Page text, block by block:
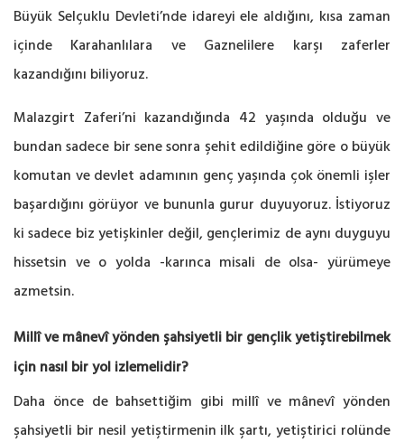
Büyük Selçuklu Devleti’nde idareyi ele aldığını, kısa zaman
içinde Karahanlılara ve Gaznelilere karşı zaferler
kazandığını biliyoruz.
Malazgirt Zaferi’ni kazandığında 42 yaşında olduğu ve
bundan sadece bir sene sonra şehit edildiğine göre o büyük
komutan ve devlet adamının genç yaşında çok önemli işler
başardığını görüyor ve bununla gurur duyuyoruz. İstiyoruz
ki sadece biz yetişkinler değil, gençlerimiz de aynı duyguyu
hissetsin ve o yolda -karınca misali de olsa- yürümeye
azmetsin.
Millî ve mânevî yönden şahsiyetli bir gençlik yetiştirebilmek
için nasıl bir yol izlemelidir?
Daha önce de bahsettiğim gibi millî ve mânevî yönden
şahsiyetli bir nesil yetiştirmenin ilk şartı, yetiştirici rolünde